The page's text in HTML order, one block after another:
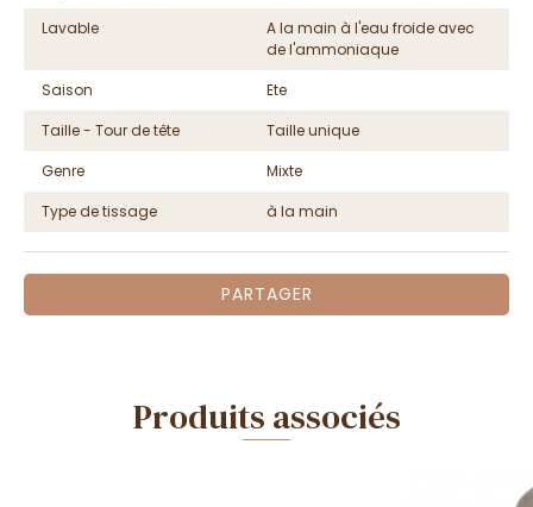
Lavable
A la main à l'eau froide avec
de l'ammoniaque
Saison
Ete
Taille - Tour de tête
Taille unique
Genre
Mixte
Type de tissage
à la main
PARTAGER
Produits associés